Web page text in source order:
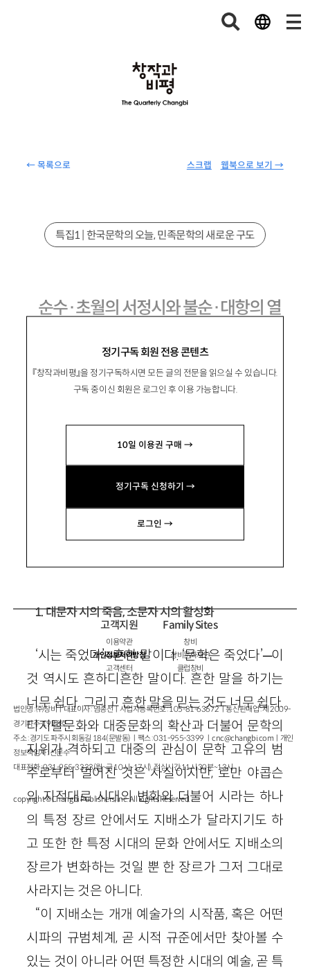
← 목록으로 웹북으로 보기 →
스크랩
정기구독 회원 전용 콘텐츠
『창작과비평』을 정기구독하시면 모든 글의 전문을 읽으실 수 있습니다.
구독 중이신 회원은 로그인 후 이용 가능합니다.
10일 이용권 구매 →
정기구독 신청하기 →
로그인 →
특집1 | 한국문학의 오늘, 민족문학의 새로운 구도
순수·초월의 서정시와 불순·대항의 열
젊은 시인들을 중심으로
장 무서운 싸움』 『빗자루를 타고 달리는 웃음』 등
이 있음. sophiak@sogang.ac.kr
1. 대문자 시의 죽음, 소문자 시의 활성화
‘시는 죽었다’─흔한 말이다. ‘문학은 죽었다’─이
것 역시도 흔하디흔한 말이다. 흔한 말을 하기는
너무 쉽다. 그리고 흔한 말을 믿는 것도 너무 쉽다.
디지털문화와 대중문화의 확산과 더불어 문학의
지위가 격하되고 대중의 관심이 문학 고유의 범
주로부터 멀어진 것은 사실이지만, 로만 야콥슨
의 지적대로 시대의 변화와 더불어 시라는 하나
의 특정 장르 안에서도 지배소가 달라지기도 하
고 또한 한 특정 시대의 문화 안에서도 지배소의
장르가 변화하는 것일 뿐 한 장르가 그저 그대로
사라지는 것은 아니다.
“이 지배소는 개개 예술가의 시작품, 혹은 어떤
시파의 규범체계, 곧 시적 규준에서만 찾아볼 수
있는 것이 아니라 어떤 특정한 시대의 예술, 곧 특
고객지원
이용약관
개인정보처리방침
고객센터
Family Sites
창비
창비문화재단
클럽창비
법인명 : ㈜창비ㅣ대표이사 : 염종선ㅣ사업자등록번호 : 105-81-63672ㅣ통신판매업 : 제 2009-
경기파주-1928호
주소 : 경기도 파주시 회동길 184(문발동)ㅣ팩스 : 031-955-3399 ㅣcnc@changbi.com ㅣ개인
정보책임자 : 신문수
대표전화 : 031-955-3333(월~금 10시~17시), 점심시간 11시 30분~13시
copyright © Changbi Publishers, inc. All Rights Reserved.